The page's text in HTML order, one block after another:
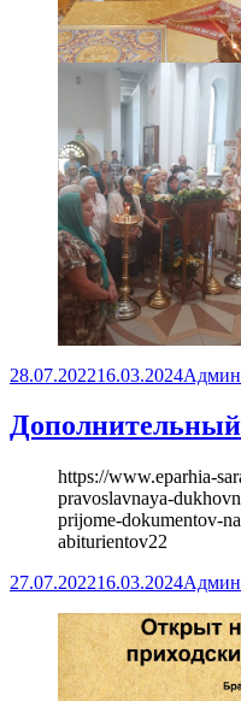
Опубликовано
28.07.202216.03.2024Автор
https://www.eparhia-
pravoslavnaya-
prijome-dokumentov-
abiturientov22
Опубликовано
27.07.202216.03.2024Автор